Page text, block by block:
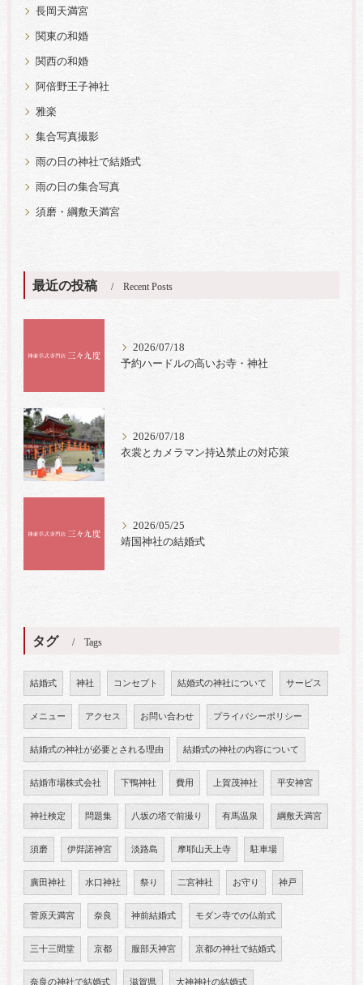
長岡天満宮
関東の和婚
関西の和婚
阿倍野王子神社
雅楽
集合写真撮影
雨の日の神社で結婚式
雨の日の集合写真
須磨・綱敷天満宮
最近の投稿 Recent Posts
2026/07/18
予約ハードルの高いお寺・神社
2026/07/18
衣裳とカメラマン持込禁止の対応策
2026/05/25
靖国神社の結婚式
タグ Tags
結婚式 神社 コンセプト 結婚式の神社について サービス
メニュー アクセス お問い合わせ プライバシーポリシー
結婚式の神社が必要とされる理由 結婚式の神社の内容について
結婚市場株式会社 下鴨神社 費用 上賀茂神社 平安神宮
神社検定 問題集 八坂の塔で前撮り 有馬温泉 綱敷天満宮
須磨 伊弉諾神宮 淡路島 摩耶山天上寺 駐車場
廣田神社 水口神社 祭り 二宮神社 お守り 神戸
菅原天満宮 奈良 神前結婚式 モダン寺での仏前式
三十三間堂 京都 服部天神宮 京都の神社で結婚式
奈良の神社で結婚式 滋賀県 大神神社の結婚式